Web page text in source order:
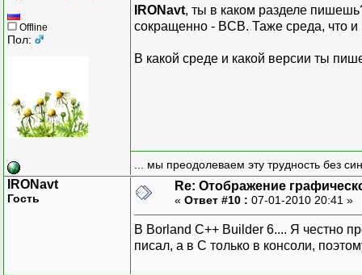
Offline
Пол:
IRONavt, ты в каком разделе
сокращенно - BCB. Таже среда, что
В какой среде и какой версии ты
... мы преодолеваем эту трудность без
IRONavt
Гость
Re: Отображение
« Ответ #10 : 07-01-2010 20:41 »
В Borland C++ Builder 6.... Я честно
писал, а в C только в консоли,